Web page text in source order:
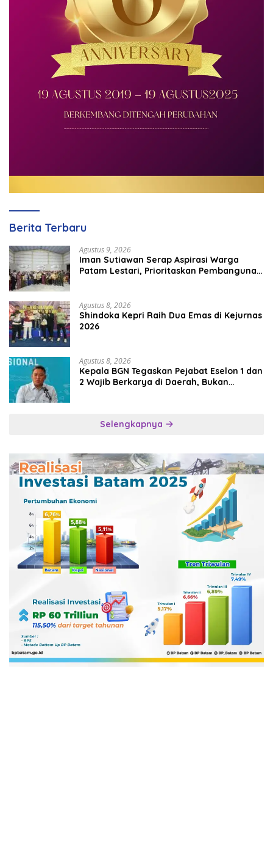
Berita Terbaru
Agustus 9, 2026
Iman Sutiawan Serap Aspirasi Warga
Patam Lestari, Prioritaskan Pembangunan
Agustus 8, 2026
Shindoka Kepri Raih Dua Emas di Kejurnas
2026
Agustus 8, 2026
Kepala BGN Tegaskan Pejabat Eselon 1 dan
2 Wajib Berkarya di Daerah, Bukan
Selengkapnya